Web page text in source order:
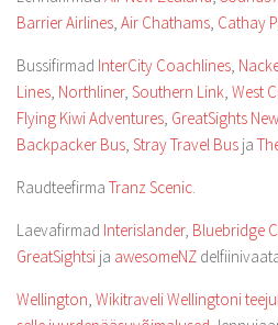
Barrier Airlines, Air Chathams, Cathay
Bussifirmad InterCity Coachlines,
Lines, Northliner, Southern Link, West
Flying Kiwi Adventures, GreatSights
Backpacker Bus, Stray Travel Bus ja
Raudteefirma Tranz Scenic.
Laevafirmad Interislander, Bluebridge
GreatSightsi ja awesomeNZ
Wellington, Wikitraveli Wellingtoni